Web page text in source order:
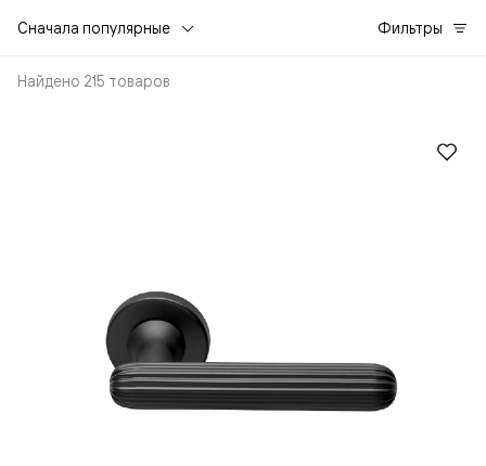
Сначала популярные Фильтры
Найдено 215 товаров